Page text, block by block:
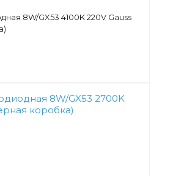
8W/GX53 4100K 220V Gauss